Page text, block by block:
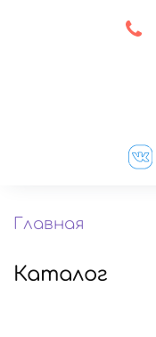
Главная
Каталог